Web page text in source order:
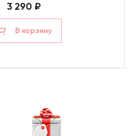
3 290 ₽
В корзину